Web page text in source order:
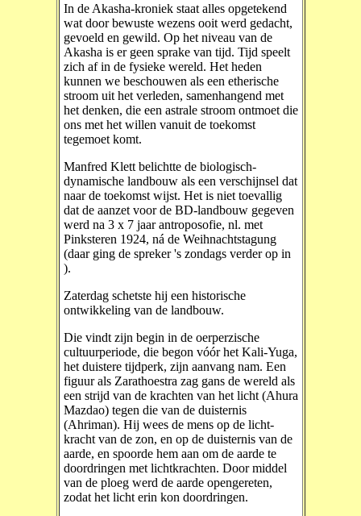
In de Akasha-kroniek staat alles opgetekend
wat door bewuste wezens ooit werd gedacht,
gevoeld en gewild. Op het niveau van de
Akasha is er geen sprake van tijd. Tijd speelt
zich af in de fysieke wereld. Het heden
kunnen we beschouwen als een etherische
stroom uit het verleden, samenhangend met
het denken, die een astrale stroom ontmoet die
ons met het willen vanuit de toekomst
tegemoet komt.
Manfred Klett belichtte de biologisch-
dynamische landbouw als een verschijnsel dat
naar de toekomst wijst. Het is niet toevallig
dat de aanzet voor de BD-landbouw gegeven
werd na 3 x 7 jaar antroposofie, nl. met
Pinksteren 1924, ná de Weihnachtstagung
(daar ging de spreker 's zondags verder op in
).
Zaterdag schetste hij een historische
ontwikkeling van de landbouw.
Die vindt zijn begin in de oerperzische
cultuurperiode, die begon vóór het Kali-Yuga,
het duistere tijdperk, zijn aanvang nam. Een
figuur als Zarathoestra zag gans de wereld als
een strijd van de krachten van het licht (Ahura
Mazdao) tegen die van de duisternis
(Ahriman). Hij wees de mens op de licht-
kracht van de zon, en op de duisternis van de
aarde, en spoorde hem aan om de aarde te
doordringen met lichtkrachten. Door middel
van de ploeg werd de aarde opengereten,
zodat het licht erin kon doordringen.